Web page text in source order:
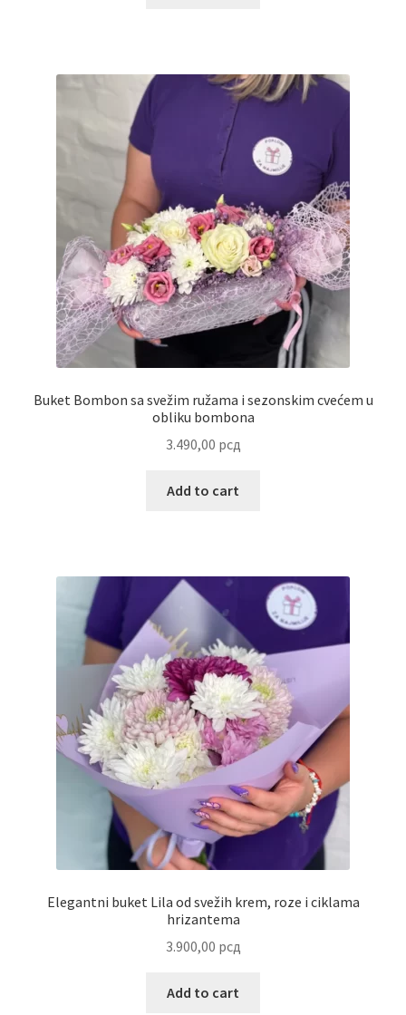
Sample Page
Special people
Tartufi
Terms Conditions
Uredjenje doma
Buket Bombon sa svežim ružama i sezonskim cvećem u
obliku bombona
3.490,00 рсд
Add to cart
Elegantni buket Lila od svežih krem, roze i ciklama
hrizantema
3.900,00 рсд
Add to cart